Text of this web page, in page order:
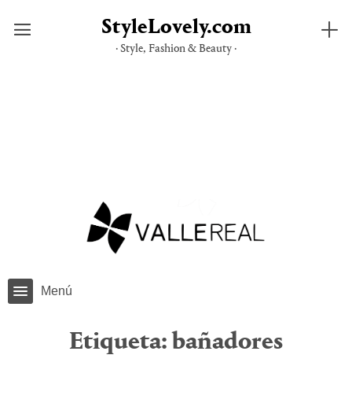
StyleLovely.com
· Style, Fashion & Beauty ·
Menú
Etiqueta: bañadores